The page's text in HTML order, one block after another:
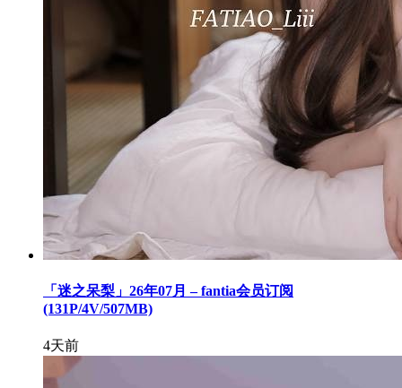
「迷之呆梨」26年07月 – fantia会员订阅
(131P/4V/507MB)
4天前